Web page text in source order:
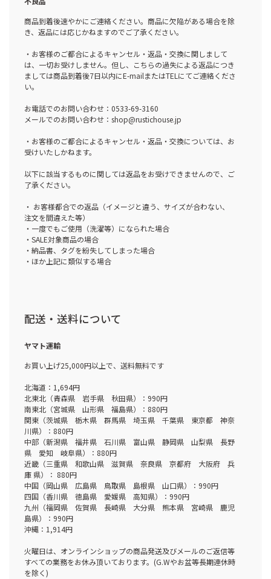
商品到着後速やかにご連絡ください。商品に欠陥がある場合を除
き、返品には応じかねますのでご了承ください。
・お客様のご都合によるキャンセル・返品・交換に関しまして
は、一切お受けしません。但し、こちらの過失による返品につき
ましては商品到着後7日以内にE-mailまたはTELにてご連絡くださ
い。
お電話でのお問い合わせ：0533-69-3160
メールでのお問い合わせ：shop@rustichouse.jp
・お客様のご都合によるキャンセル・返品・交換については、お
受けいたしかねます。
以下に該当するものに関しては返品をお受けできませんので、ご
了承ください。
・ お客様都合での返品（イメージと違う、サイズが合わない、
注文を間違えた等）
・一度でもご使用（洗濯等）になられた場合
・SALE対象商品の場合
・納品書、タグを紛失してしまった場合
・ほか上記に類似する場合
配送・送料について
ヤマト運輸
お買い上げ25,000円以上で、送料無料です
北海道：1,694円
北東北（青森県 岩手県 秋田県）：990円
南東北（宮城県 山形県 福島県）：880円
関東（茨城県 栃木県 群馬県 埼玉県 千葉県 東京都 神奈
川県）：880円
中部（新潟県 福井県 石川県 富山県 静岡県 山梨県 長野
県 愛知 岐阜県）：880円
近畿（三重県 和歌山県 滋賀県 奈良県 京都府 大阪府 兵
庫 県）： 880円
中国（岡山県 広島県 鳥取県 島根県 山口県）：990円
四国（香川県 徳島県 愛媛県 高知県）：990円
九州（福岡県 佐賀県 長崎県 大分県 熊本県 宮崎県 鹿児
島県）：990円
沖縄：1,914円
火曜日は、オンラインショップの商品発送及びメールのご返信等
すべての業務をお休み頂いております。(G.Wやお盆等長期連休時
を除く)